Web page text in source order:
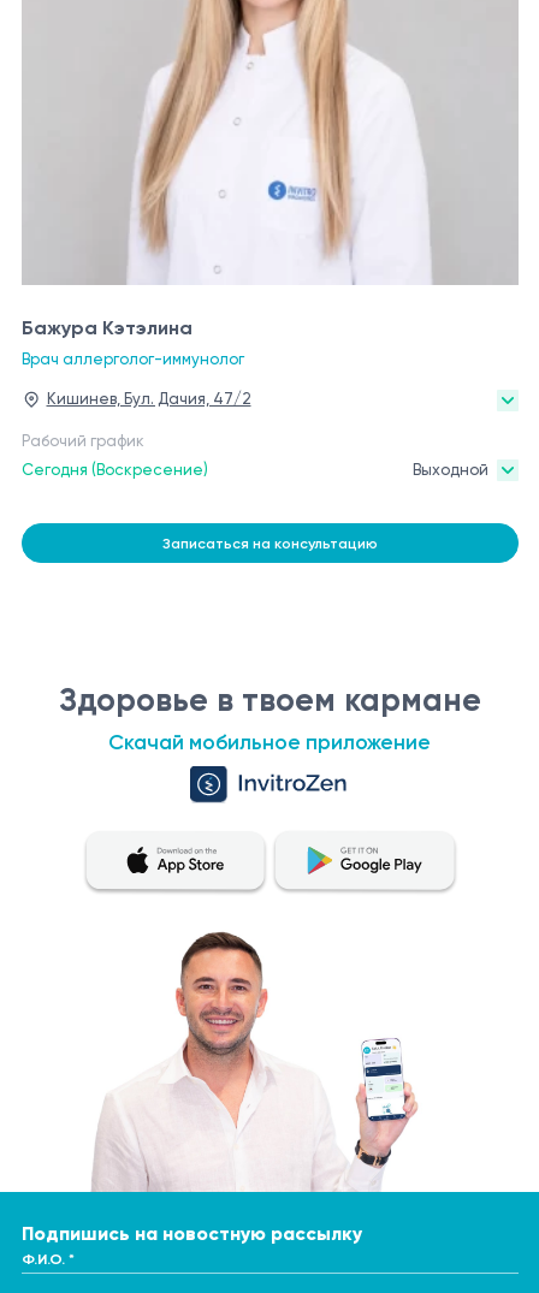
Бажура Кэтэлина
Врач аллерголог-иммунолог
Кишинев, Бул. Дачия, 47/2
Рабочий график
Сегодня (Воскресение)
Выходной
Записаться на консультацию
Здоровье в твоем кармане
Скачай мобильное приложение
Подпишись на новостную рассылку
Ф.И.О. *